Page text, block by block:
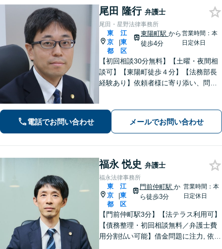
尾田 隆行 弁護士
尾田・星野法律事務所
東
京
都
|
江
東
区
東陽町駅 から
徒歩4分
営業時間：本
日定休日
【初回相談30分無料】【土曜・夜間相
談可】【東陽町徒歩４分】【法務部長
経験あり】依頼者様に寄り添い、問題
働・刑事・債権回収・借金・企業法務
などお困りの際はどうぞご相談くださ
電話でお問い合わせ メールでお問い合わせ
福永 悦史 弁護士
福永法律事務所
東
京
都
|
江
東
区
門前仲町駅 か
ら徒歩3分
営業時間：本
日定休日
【門前仲町駅3分】【法テラス利用可】
【債務整理・初回相談無料／弁護士費
用分割払い可能】借金問題に注力, 依頼